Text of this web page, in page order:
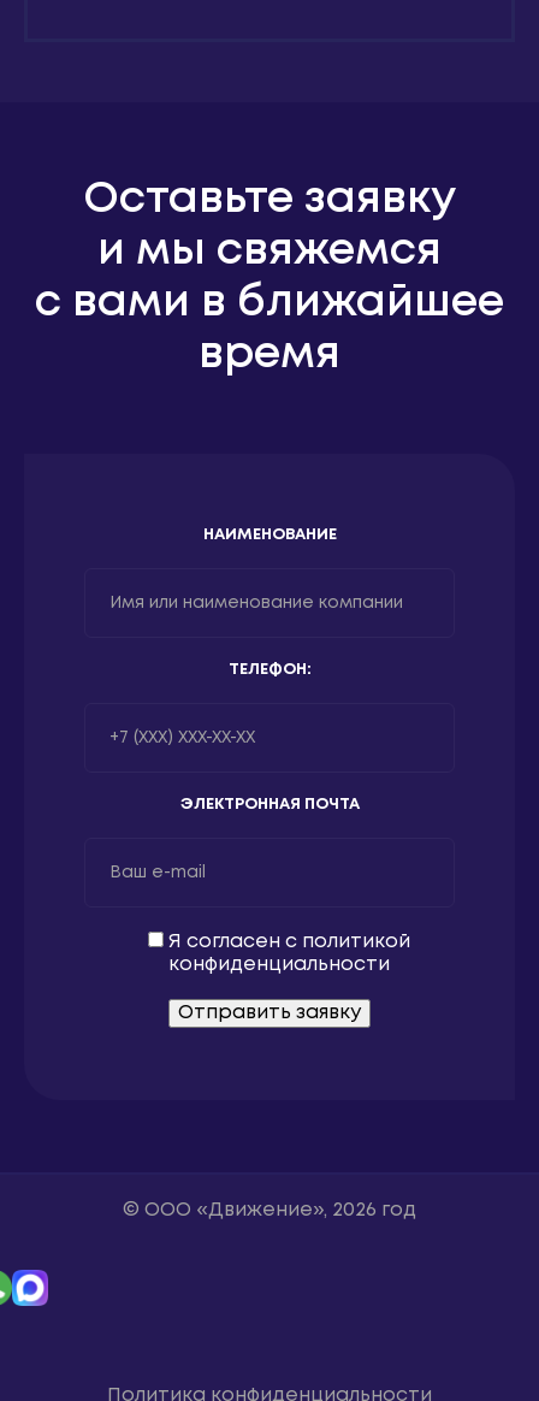
Оставьте заявку
и мы свяжемся
с вами в ближайшее
время
НАИМЕНОВАНИЕ
ТЕЛЕФОН:
ЭЛЕКТРОННАЯ ПОЧТА
Я согласен с политикой
конфиденциальности
© ООО «Движение», 2026 год
Политика конфиденциальности